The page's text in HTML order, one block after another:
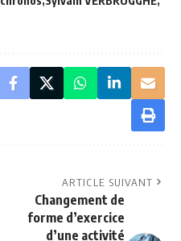
ARTICLE SUIVANT
Changement de
forme d’exercice
d’une activité